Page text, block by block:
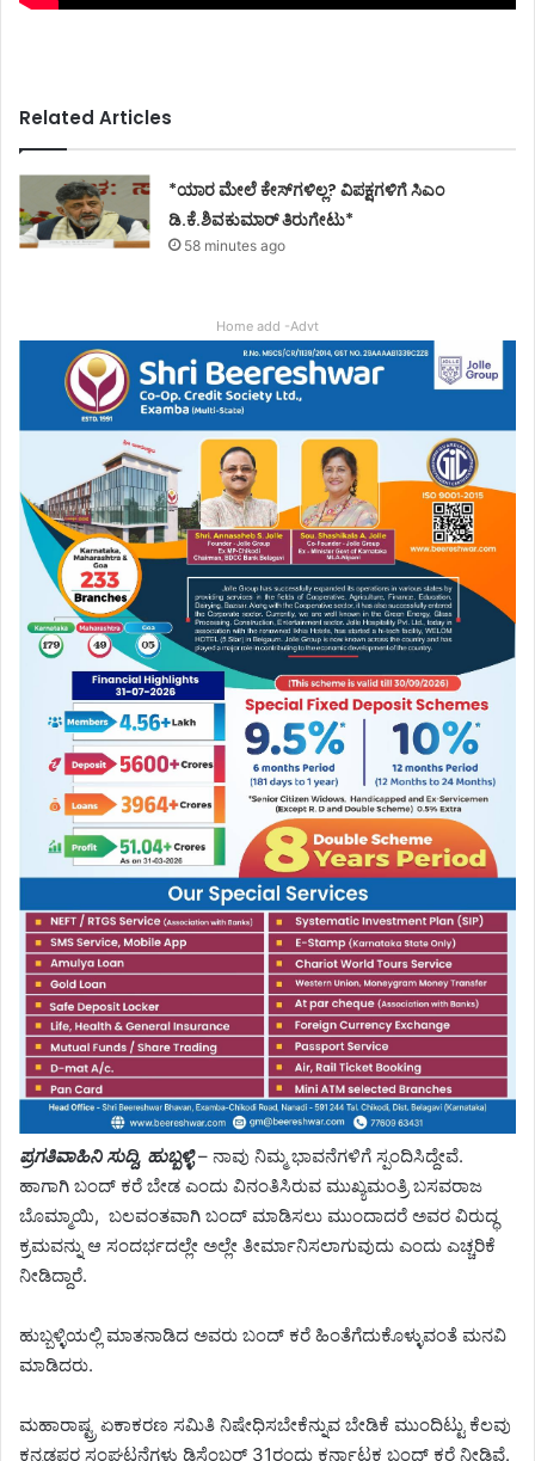
Related Articles
*ಯಾರ ಮೇಲೆ ಕೇಸ್‌ಗಳಿಲ್ಲ? ವಿಪಕ್ಷಗಳಿಗೆ ಸಿಎಂ
ಡಿ.ಕೆ.ಶಿವಕುಮಾರ್ ತಿರುಗೇಟು*
58 minutes ago
Home add -Advt
ಪ್ರಗತಿವಾಹಿನಿ ಸುದ್ದಿ, ಹುಬ್ಬಳ್ಳಿ – ನಾವು ನಿಮ್ಮ ಭಾವನೆಗಳಿಗೆ ಸ್ಪಂದಿಸಿದ್ದೇವೆ.
ಹಾಗಾಗಿ ಬಂದ್ ಕರೆ ಬೇಡ ಎಂದು ವಿನಂತಿಸಿರುವ ಮುಖ್ಯಮಂತ್ರಿ ಬಸವರಾಜ
ಬೊಮ್ಮಾಯಿ, ಬಲವಂತವಾಗಿ ಬಂದ್ ಮಾಡಿಸಲು ಮುಂದಾದರೆ ಅವರ ವಿರುದ್ಧ
ಕ್ರಮವನ್ನು ಆ ಸಂದರ್ಭದಲ್ಲೇ ಅಲ್ಲೇ ತೀರ್ಮಾನಿಸಲಾಗುವುದು ಎಂದು ಎಚ್ಚರಿಕೆ
ನೀಡಿದ್ದಾರೆ.
ಹುಬ್ಬಳ್ಳಿಯಲ್ಲಿ ಮಾತನಾಡಿದ ಅವರು ಬಂದ್ ಕರೆ ಹಿಂತೆಗೆದುಕೊಳ್ಳುವಂತೆ ಮನವಿ
ಮಾಡಿದರು.
ಮಹಾರಾಷ್ಟ್ರ ಏಕಾಕರಣ ಸಮಿತಿ ನಿಷೇಧಿಸಬೇಕೆನ್ನುವ ಬೇಡಿಕೆ ಮುಂದಿಟ್ಟು ಕೆಲವು
ಕನ್ನಡಪರ ಸಂಘಟನೆಗಳು ಡಿಸೆಂಬರ್ 31ರಂದು ಕರ್ನಾಟಕ ಬಂದ್ ಕರೆ ನೀಡಿವೆ.